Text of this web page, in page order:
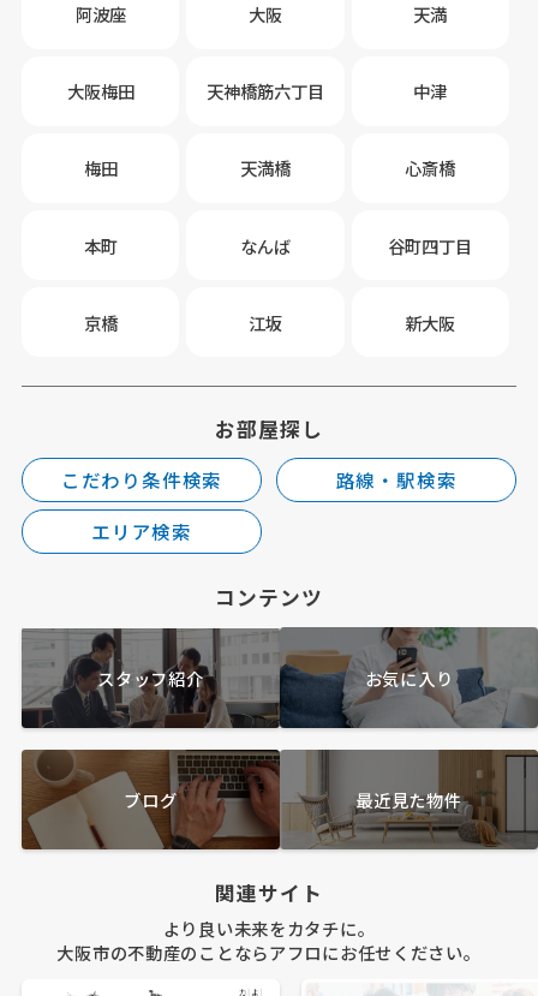
阿波座 大阪 天満
大阪梅田 天神橋筋六丁目 中津
梅田 天満橋 心斎橋
本町 なんば 谷町四丁目
京橋 江坂 新大阪
お部屋探し
こだわり条件検索
路線・駅検索
エリア検索
コンテンツ
スタッフ紹介 お気に入り
ブログ 最近見た物件
関連サイト
より良い未来をカタチに。
大阪市の不動産のことならアフロにお任せください。